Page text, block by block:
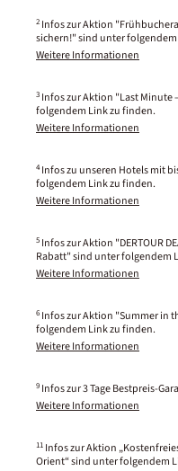
2 Infos zur Aktion
sichern!" sind unter
Weitere Informationen
3 Infos zur Aktion "Last Minute
folgendem Link zu finden.
Weitere Informationen
4 Infos zu unseren Hotels mit
folgendem Link zu finden.
Weitere Informationen
5 Infos zur Aktion "DERTOUR
Rabatt" sind unter folgendem
Weitere Informationen
6 Infos zur Aktion "Summer in
folgendem Link zu finden.
Weitere Informationen
9 Infos zur 3 Tage Bestpreis-
Weitere Informationen
11 Infos zur Aktion
Orient“ sind unter folgendem